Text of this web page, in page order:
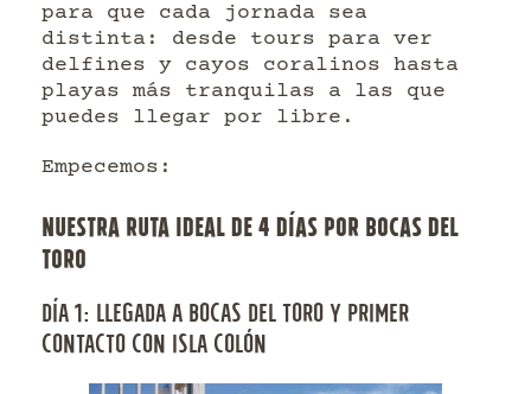
para que cada jornada sea
distinta: desde tours para ver
delfines y cayos coralinos hasta
playas más tranquilas a las que
puedes llegar por libre.
Empecemos:
NUESTRA RUTA IDEAL DE 4 DÍAS POR BOCAS DEL
TORO
DÍA 1: LLEGADA A BOCAS DEL TORO Y PRIMER
CONTACTO CON ISLA COLÓN